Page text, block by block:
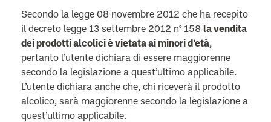
Secondo la legge 08 novembre 2012 che ha recepito
il decreto legge 13 settembre 2012 n° 158 la vendita
dei prodotti alcolici è vietata ai minori d’età,
pertanto l’utente dichiara di essere maggiorenne
secondo la legislazione a quest’ultimo applicabile.
L’utente dichiara anche che, chi riceverà il prodotto
alcolico, sarà maggiorenne secondo la legislazione a
quest’ultimo applicabile.